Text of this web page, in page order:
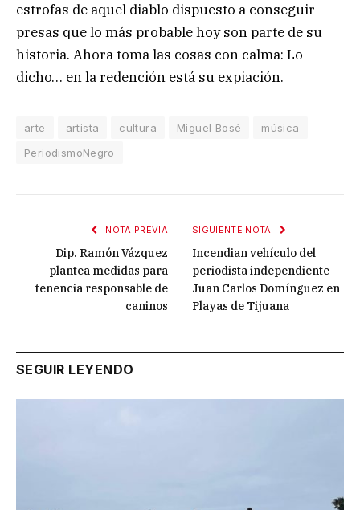
estrofas de aquel diablo dispuesto a conseguir
presas que lo más probable hoy son parte de su
historia. Ahora toma las cosas con calma: Lo
dicho… en la redención está su expiación.
arte artista cultura Miguel Bosé
música
PeriodismoNegro
NOTA PREVIA
Dip. Ramón Vázquez
plantea medidas para
tenencia responsable de
caninos
SIGUIENTE NOTA
Incendian vehículo del
periodista independiente
Juan Carlos Domínguez en
Playas de Tijuana
SEGUIR LEYENDO